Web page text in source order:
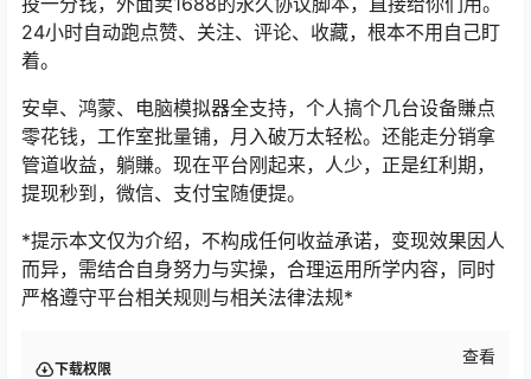
24小时自动跑点赞、关注、评论、收藏，根本不用自己盯
着。
安卓、鸿蒙、电脑模拟器全支持，个人搞个几台设备賺点
零花钱，工作室批量铺，月入破万太轻松。还能走分销拿
管道收益，躺賺。现在平台刚起来，人少，正是红利期，
提现秒到，微信、支付宝随便提。
*提示本文仅为介绍，不构成任何收益承诺，变现效果因人
而异，需结合自身努力与实操，合理运用所学内容，同时
严格遵守平台相关规则与相关法律法规*
下载权限
查看